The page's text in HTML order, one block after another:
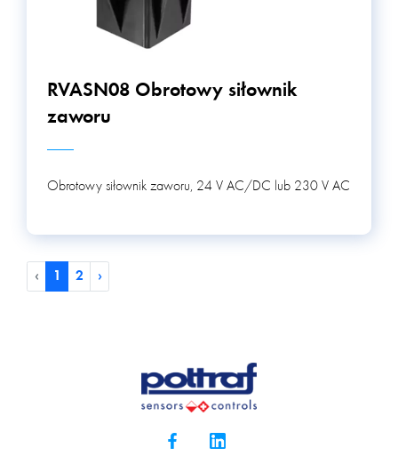
RVASN08 Obrotowy siłownik
zaworu
Obrotowy siłownik zaworu, 24 V AC/DC lub 230 V AC
‹ 1 2 ›